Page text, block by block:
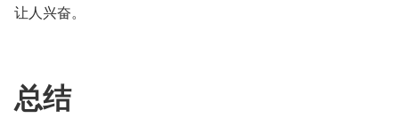
让人兴奋。
总结